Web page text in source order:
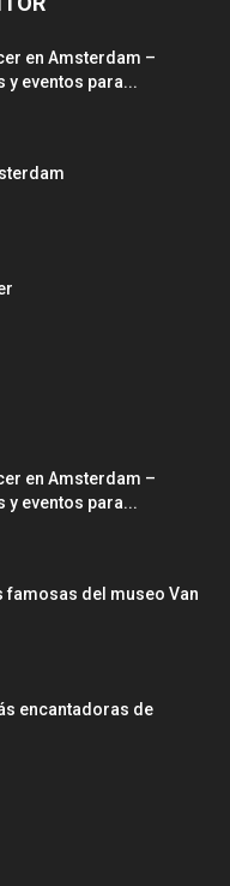
en Amsterdam –
y eventos para...
en Amsterdam –
y eventos para...
famosas del museo Van
encantadoras de